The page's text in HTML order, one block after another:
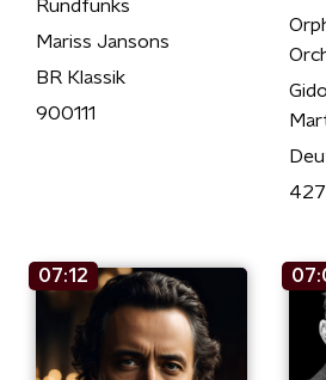
Rundfunks
Mariss Jansons
BR Klassik
900111
07:12